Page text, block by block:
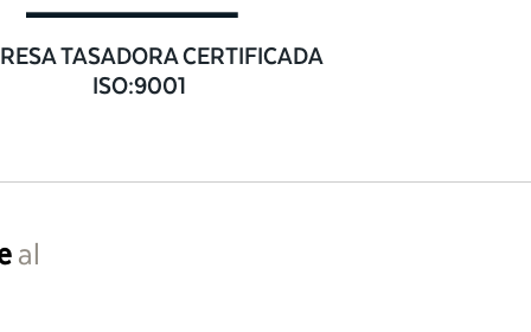
TASADORA CERTIFICADA
ISO:9001
al